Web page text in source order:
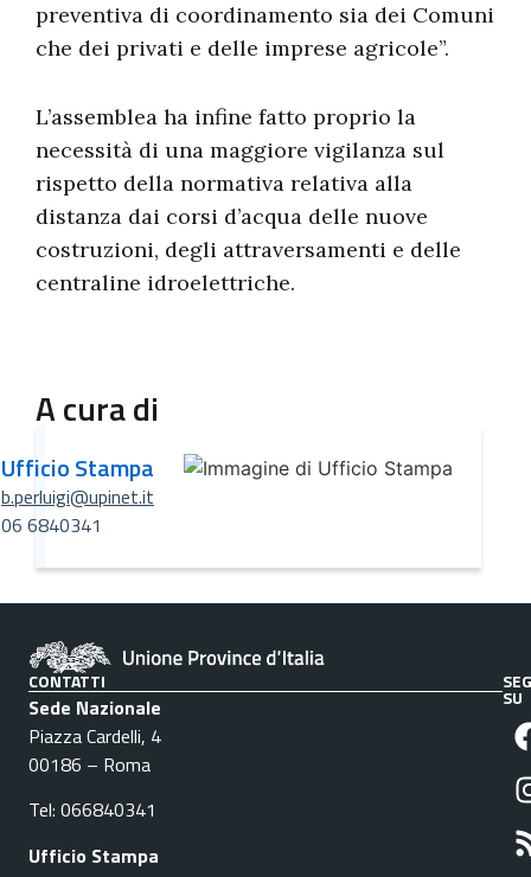
preventiva di coordinamento sia dei Comuni
che dei privati e delle imprese agricole”.
L’assemblea ha infine fatto proprio la
necessità di una maggiore vigilanza sul
rispetto della normativa relativa alla
distanza dai corsi d’acqua delle nuove
costruzioni, degli attraversamenti e delle
centraline idroelettriche.
A cura di
Ufficio Stampa
b.perluigi@upinet.it
06 6840341
CONTATTI
Sede Nazionale
Piazza Cardelli, 4
00186 – Roma
Tel: 066840341
Ufficio Stampa
SU